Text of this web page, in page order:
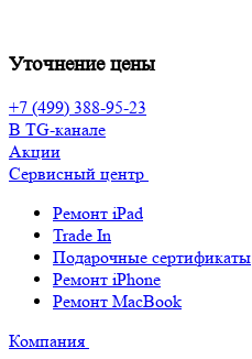
Уточнение цены
+7 (499) 388-95-23
В TG-канале
Акции
Сервисный центр
Ремонт iPad
Trade In
Подарочные сертификаты
Ремонт iPhone
Ремонт MacBook
Компания